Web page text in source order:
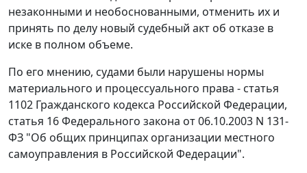
незаконными и необоснованными, отменить их и
принять по делу новый судебный акт об отказе в
иске в полном объеме.
По его мнению, судами были нарушены нормы
материального и процессуального права - статья
1102 Гражданского кодекса Российской Федерации,
статья 16Федерального закона от 06.10.2003 N 131-
ФЗ "Об общих принципах организации местного
самоуправления в Российской Федерации".